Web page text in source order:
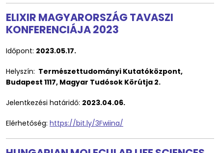
ELIXIR MAGYARORSZÁG TAVASZI
KONFERENCIÁJA 2023
Időpont: 2023.05.17.
Helyszín: Természettudományi Kutatóközpont,
Budapest 1117, Magyar Tudósok Körútja 2.
Jelentkezési határidő: 2023.04.06.
Elérhetőség: https://bit.ly/3Fwiina/